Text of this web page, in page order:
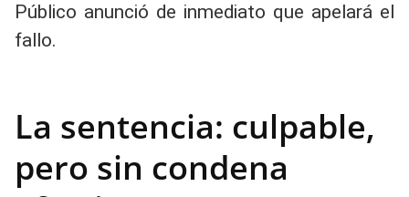
Público anunció de inmediato que apelará el
fallo.
La sentencia: culpable,
pero sin condena